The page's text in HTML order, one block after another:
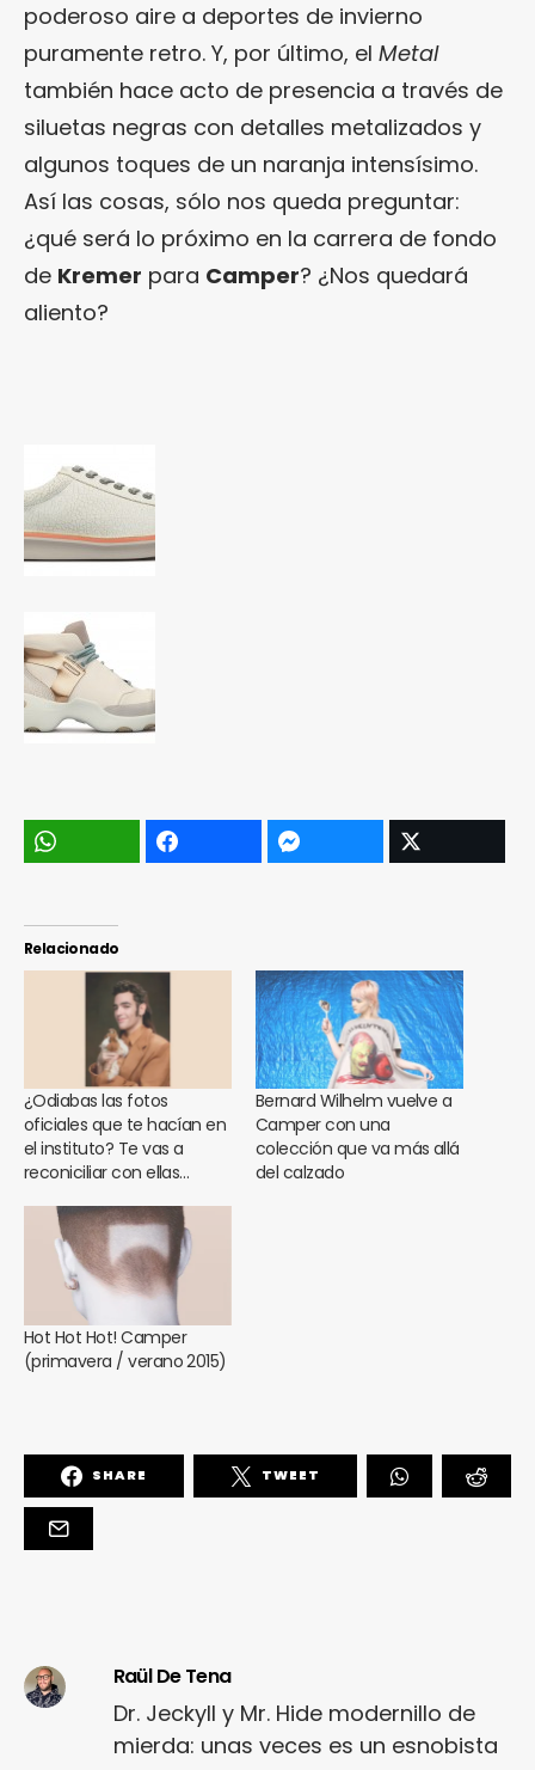
poderoso aire a deportes de invierno
puramente retro. Y, por último, el Metal
también hace acto de presencia a través de
siluetas negras con detalles metalizados y
algunos toques de un naranja intensísimo.
Así las cosas, sólo nos queda preguntar:
¿qué será lo próximo en la carrera de fondo
de Kremer para Camper? ¿Nos quedará
aliento?
Relacionado
¿Odiabas las fotos
oficiales que te hacían en
el instituto? Te vas a
reconiciliar con ellas…
Bernard Wilhelm vuelve a
Camper con una
colección que va más allá
del calzado
Hot Hot Hot! Camper
(primavera / verano 2015)
SHARE TWEET
Raül De Tena
Dr. Jeckyll y Mr. Hide modernillo de
mierda: unas veces es un esnobista